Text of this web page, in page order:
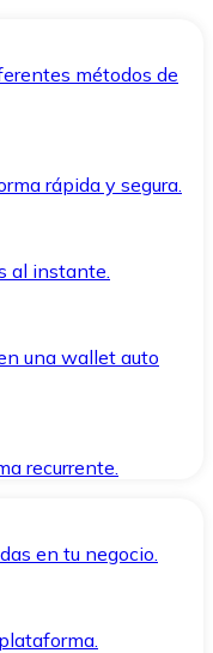
métodos de
rápida y segura.
al instante.
una wallet auto
recurrente.
en tu negocio.